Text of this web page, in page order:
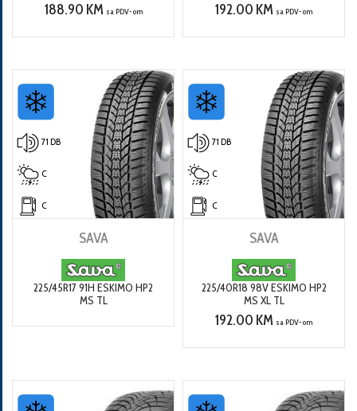
188.90 KM sa PDV-om 192.00 KM sa PDV-om
71 DB
C
C
SAVA
225/45R17 91H ESKIMO HP2
MS TL
71 DB
C
C
SAVA
225/40R18 98V ESKIMO HP2
MS XL TL
192.00 KM sa PDV-om